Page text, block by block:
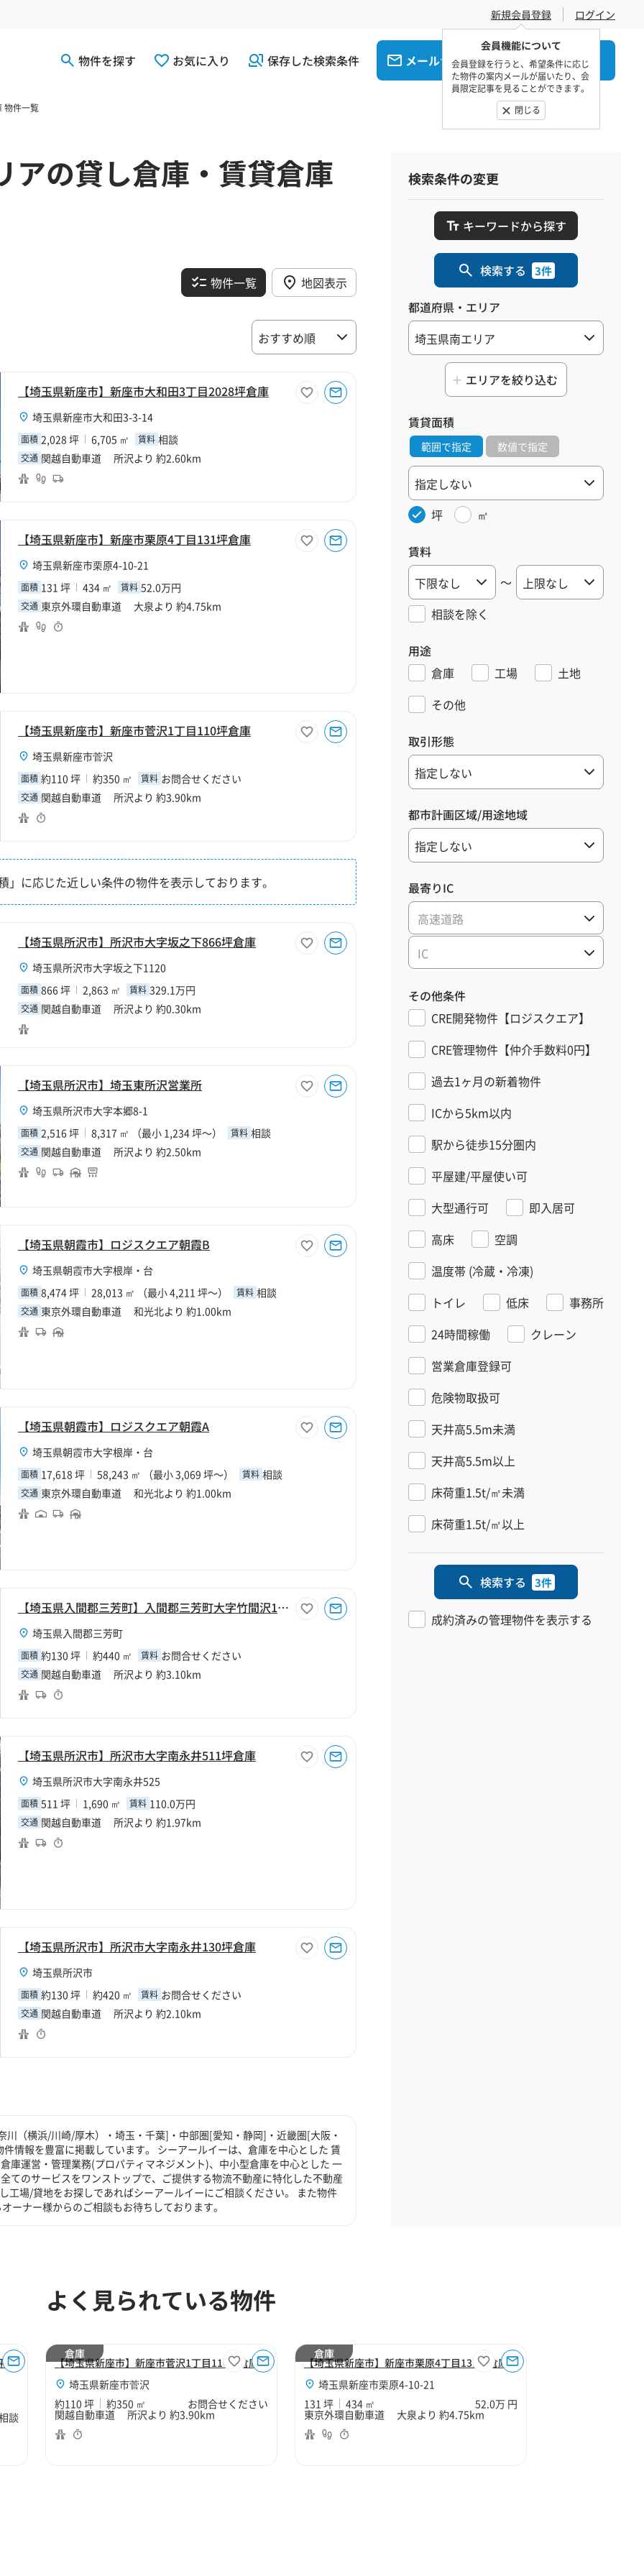
新規会員登録
会員機能について
会員登録を行うと、希望条件に応じ
た物件の案内メールが届いたり、会
員限定記事を見ることができます。
閉じる
ログイン
物件を探す お気に入り 保存した検索条件 メールでお問合せ 電話でお問合せ
物件一覧
アの貸し倉庫・賃貸倉庫
物件一覧 地図表示
【埼玉県新座市】新座市大和田3丁目2028坪倉庫
埼玉県新座市大和田3-3-14
面積 2,028 坪 6,705 ㎡ 賃料 相談
交通 関越自動車道 所沢より 約2.60km
【埼玉県新座市】新座市栗原4丁目131坪倉庫
埼玉県新座市栗原4-10-21
面積 131 坪 434 ㎡ 賃料 52.0万円
交通 東京外環自動車道 大泉より 約4.75km
【埼玉県新座市】新座市菅沢1丁目110坪倉庫
埼玉県新座市菅沢
面積 約110 坪 約350 ㎡ 賃料 お問合せください
交通 関越自動車道 所沢より 約3.90km
に応じた近しい条件の物件を表示しております。
【埼玉県所沢市】所沢市大字坂之下866坪倉庫
埼玉県所沢市大字坂之下1120
面積 866 坪 2,863 ㎡ 賃料 329.1万円
交通 関越自動車道 所沢より 約0.30km
【埼玉県所沢市】埼玉東所沢営業所
埼玉県所沢市大字本郷8-1
面積 2,516 坪 8,317 ㎡ （最小 1,234 坪～） 賃料 相談
交通 関越自動車道 所沢より 約2.50km
【埼玉県朝霞市】ロジスクエア朝霞B
埼玉県朝霞市大字根岸・台
面積 8,474 坪 28,013 ㎡ （最小 4,211 坪～） 賃料 相談
交通 東京外環自動車道 和光北より 約1.00km
【埼玉県朝霞市】ロジスクエア朝霞A
埼玉県朝霞市大字根岸・台
面積 17,618 坪 58,243 ㎡ （最小 3,069 坪～） 賃料 相談
交通 東京外環自動車道 和光北より 約1.00km
【埼玉県入間郡三芳町】入間郡三芳町大字竹間沢130坪倉庫
埼玉県入間郡三芳町
面積 約130 坪 約440 ㎡ 賃料 お問合せください
交通 関越自動車道 所沢より 約3.10km
【埼玉県所沢市】所沢市大字南永井511坪倉庫
埼玉県所沢市大字南永井525
面積 511 坪 1,690 ㎡ 賃料 110.0万円
交通 関越自動車道 所沢より 約1.97km
【埼玉県所沢市】所沢市大字南永井130坪倉庫
埼玉県所沢市
面積 約130 坪 約420 ㎡ 賃料 お問合せください
交通 関越自動車道 所沢より 約2.10km
（横浜/川崎/厚木）・埼玉・千葉]・中部圏[愛知・静岡]・近畿圏[大阪・
情報を豊富に掲載しています。 シーアールイーは、倉庫を中心とした 賃
庫運営・管理業務(プロパティマネジメント)、中小型倉庫を中心とした 一
てのサービスをワンストップで、ご提供する物流不動産に特化した不動産
工場/貸地をお探しであればシーアールイーにご相談ください。 また物件
ーナー様からのご相談もお待ちしております。
検索条件の変更
キーワードから探す
検索する 3件
都道府県・エリア
エリアを絞り込む
賃貸面積
範囲で指定 数値で指定
坪 ㎡
賃料
～
相談を除く
用途
倉庫
工場
土地
その他
取引形態
都市計画区域/用途地域
最寄りIC
高速道路
IC
その他条件
CRE開発物件【ロジスクエア】
CRE管理物件【仲介手数料0円】
過去1ヶ月の新着物件
ICから5km以内
駅から徒歩15分圏内
平屋建/平屋使い可
大型通行可
即入居可
高床
空調
温度帯 (冷蔵・冷凍)
トイレ
低床
事務所
24時間稼働
クレーン
営業倉庫登録可
危険物取扱可
天井高5.5m未満
天井高5.5m以上
床荷重1.5t/㎡未満
床荷重1.5t/㎡以上
検索する 3件
成約済みの管理物件を表示する
よく見られている物件
倉
談
【埼玉県新座市】新座市菅沢1丁目110坪倉庫
埼玉県新座市菅沢
約110 坪
約350 ㎡ お問合せください
関越自動車道 所沢より 約3.90km
倉庫
【埼玉県新座市】新座市栗原4丁目131坪倉庫
埼玉県新座市栗原4-10-21
131 坪
434 ㎡ 52.0万 円
東京外環自動車道 大泉より 約4.75km
倉庫